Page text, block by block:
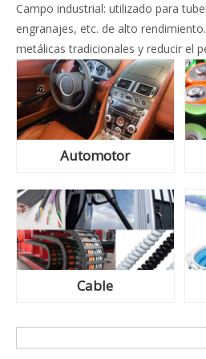
Campo industrial: utilizado para
engranajes, etc. de alto
metálicas tradicionales y reducir el
Automotor
Cable